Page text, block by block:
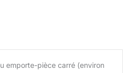
emporte-pièce carré (environ